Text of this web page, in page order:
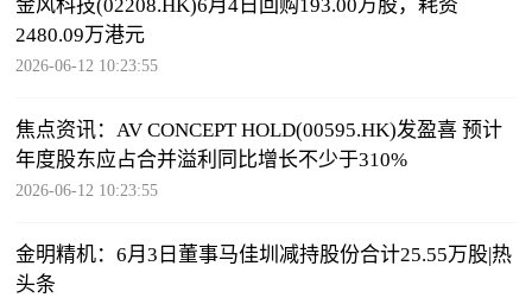
金风科技(02208.HK)6月4日回购193.00万股，耗资
2480.09万港元
2026-06-12 10:23:55
焦点资讯：AV CONCEPT HOLD(00595.HK)发盈喜 预计
年度股东应占合并溢利同比增长不少于310%
2026-06-12 10:23:55
金明精机：6月3日董事马佳圳减持股份合计25.55万股|热
头条